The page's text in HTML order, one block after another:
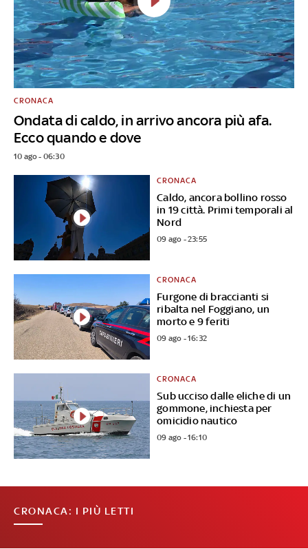
Ondata di caldo, in arrivo ancora più afa.
Ecco quando e dove
CRONACA
10 ago - 06:30
Caldo, ancora bollino rosso
in 19 città. Primi temporali al
Nord
CRONACA
09 ago - 23:55
Furgone di braccianti si
ribalta nel Foggiano, un
morto e 9 feriti
CRONACA
09 ago - 16:32
Sub ucciso dalle eliche di un
gommone, inchiesta per
omicidio nautico
CRONACA
09 ago - 16:10
CRONACA: I PIÙ LETTI